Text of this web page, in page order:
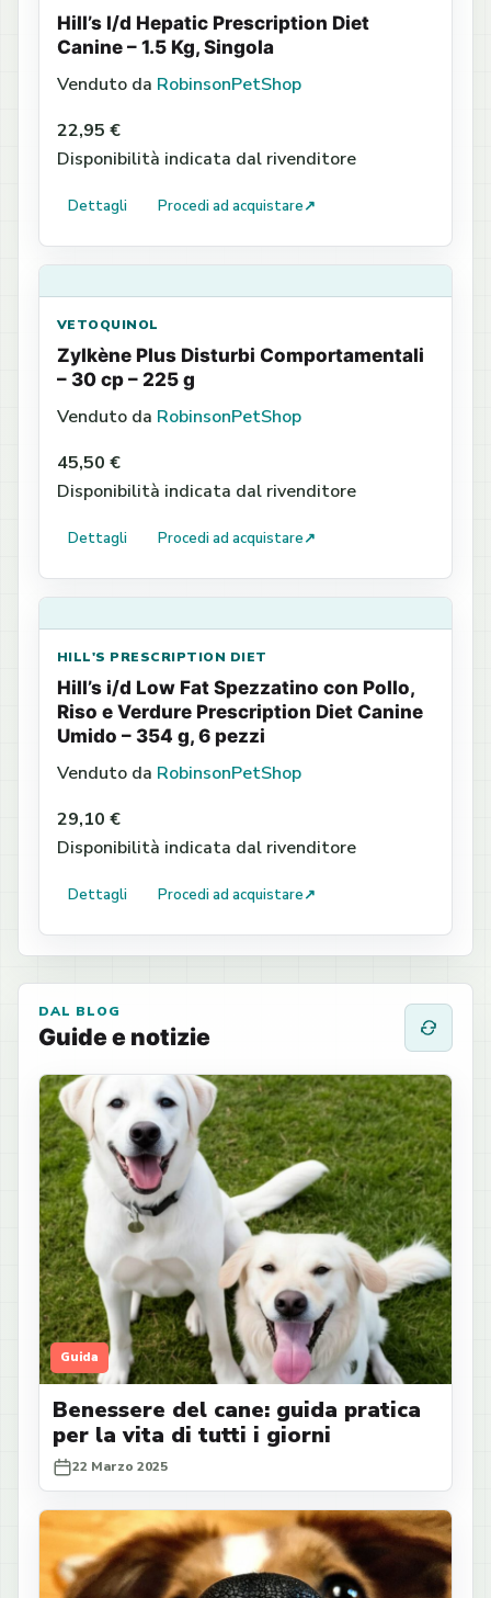
Hill’s l/d Hepatic Prescription Diet
Canine – 1.5 Kg, Singola
Venduto da RobinsonPetShop
22,95 €
Disponibilità indicata dal rivenditore
Dettagli Procedi ad acquistare↗
VETOQUINOL
Zylkène Plus Disturbi Comportamentali
– 30 cp – 225 g
Venduto da RobinsonPetShop
45,50 €
Disponibilità indicata dal rivenditore
Dettagli Procedi ad acquistare↗
HILL'S PRESCRIPTION DIET
Hill’s i/d Low Fat Spezzatino con Pollo,
Riso e Verdure Prescription Diet Canine
Umido – 354 g, 6 pezzi
Venduto da RobinsonPetShop
29,10 €
Disponibilità indicata dal rivenditore
Dettagli Procedi ad acquistare↗
DAL BLOG
Guide e notizie
Guida
Benessere del cane: guida pratica
per la vita di tutti i giorni
22 Marzo 2025